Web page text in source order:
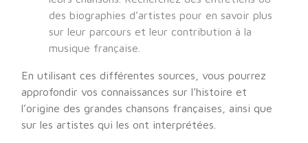
des biographies d’artistes pour en savoir plus
sur leur parcours et leur contribution à la
musique française.
En utilisant ces différentes sources, vous pourrez
approfondir vos connaissances sur l’histoire et
l’origine des grandes chansons françaises, ainsi que
sur les artistes qui les ont interprétées.